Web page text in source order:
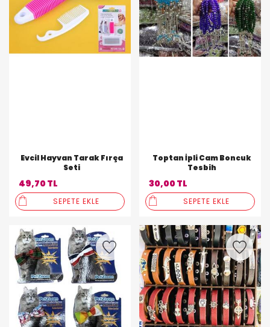
Evcil Hayvan Tarak Fırça
Seti
49,70 TL
SEPETE EKLE
Toptan İpli Cam Boncuk
Tesbih
30,00 TL
SEPETE EKLE